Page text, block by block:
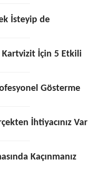
İsteyip de
Kartvizit İçin 5 Etkili
Gösterme
İhtiyacınız Var
Kaçınmanız